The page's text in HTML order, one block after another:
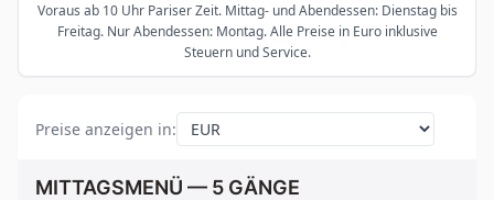
Voraus ab 10 Uhr Pariser Zeit. Mittag- und Abendessen: Dienstag bis
Freitag. Nur Abendessen: Montag. Alle Preise in Euro inklusive
Steuern und Service.
Preise anzeigen in:
MITTAGSMENÜ — 5 GÄNGE